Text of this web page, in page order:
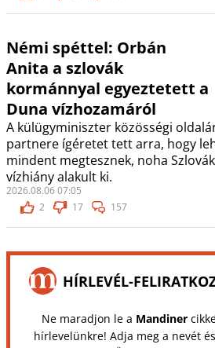
Némi spéttel: Orbán
Anita a szlovák
kormánnyal egyeztetett a
Duna vízhozamáról
A külügyminiszter közösségi
partnere ígéretet tett arra, hogy
mindent megtesznek, noha
vízhiány alakult ki.
2026.08.06 07:05
2
17 157
HÍRLEVÉL-
Ne maradjon le a Mandiner
hírlevelünkre! Adja meg a nevét